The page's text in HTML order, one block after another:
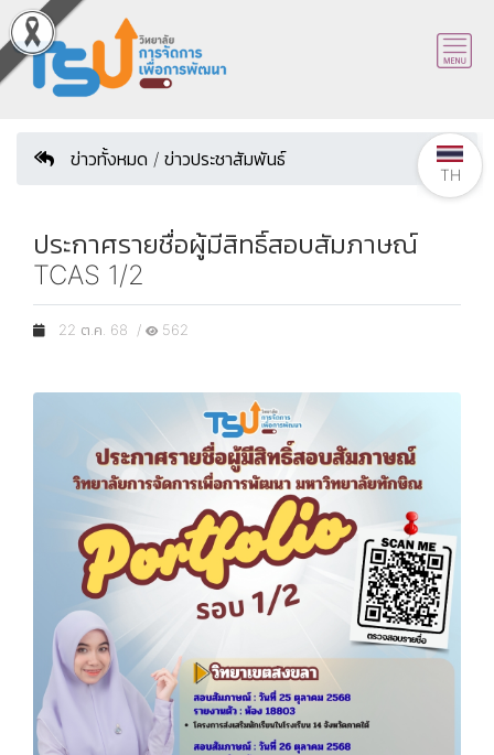
ข่าวทั้งหมด / ข่าวประชาสัมพันธ์
ประกาศรายชื่อผู้มีสิทธิ์สอบสัมภาษณ์
TCAS 1/2
22 ต.ค. 68 / 562
TH